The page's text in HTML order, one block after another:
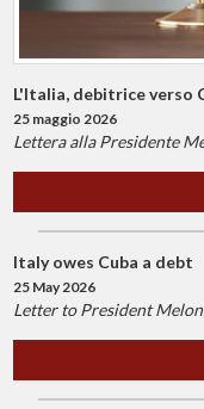
L'Italia, debitrice verso
25 maggio 2026
Lettera alla Presidente
Italy owes Cuba a debt
25 May 2026
Letter to President